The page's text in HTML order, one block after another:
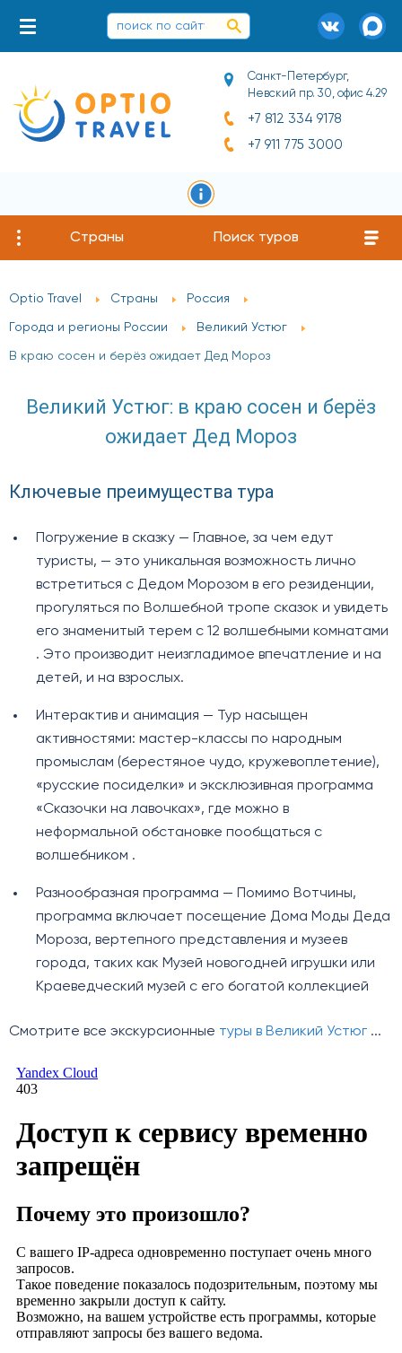
Санкт-Петербург,
Невский пр. 30, офис 4.29
+7 812 334 9178
+7 911 775 3000
Страны Поиск туров
Optio Travel Страны Россия
Города и регионы России Великий Устюг
В краю сосен и берёз ожидает Дед Мороз
Великий Устюг: в краю сосен и берёз
ожидает Дед Мороз
Ключевые преимущества тура
Погружение в сказку — Главное, за чем едут
туристы, — это уникальная возможность лично
встретиться с Дедом Морозом в его резиденции,
прогуляться по Волшебной тропе сказок и увидеть
его знаменитый терем с 12 волшебными комнатами
. Это производит неизгладимое впечатление и на
детей, и на взрослых.
Интерактив и анимация — Тур насыщен
активностями: мастер-классы по народным
промыслам (берестяное чудо, кружевоплетение),
«русские посиделки» и эксклюзивная программа
«Сказочки на лавочках», где можно в
неформальной обстановке пообщаться с
волшебником .
Разнообразная программа — Помимо Вотчины,
программа включает посещение Дома Моды Деда
Мороза, вертепного представления и музеев
города, таких как Музей новогодней игрушки или
Краеведческий музей с его богатой коллекцией
Смотрите все экскурсионные туры в Великий Устюг ...